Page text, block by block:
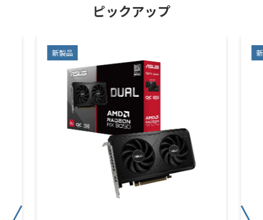
ピックアップ
新製品